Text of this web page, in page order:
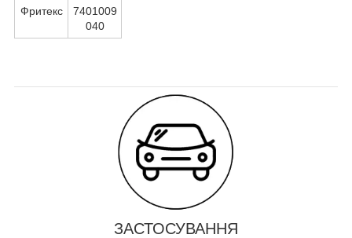
Фритекс
7401009
040
ЗАСТОСУВАННЯ